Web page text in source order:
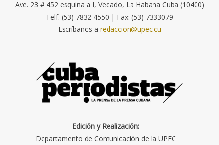
Ave. 23 # 452 esquina a I, Vedado, La Habana Cuba (10400)
Telf. (53) 7832 4550 | Fax: (53) 7333079
Escríbanos a redaccion@upec.cu
Edición y Realización:
Departamento de Comunicación de la UPEC